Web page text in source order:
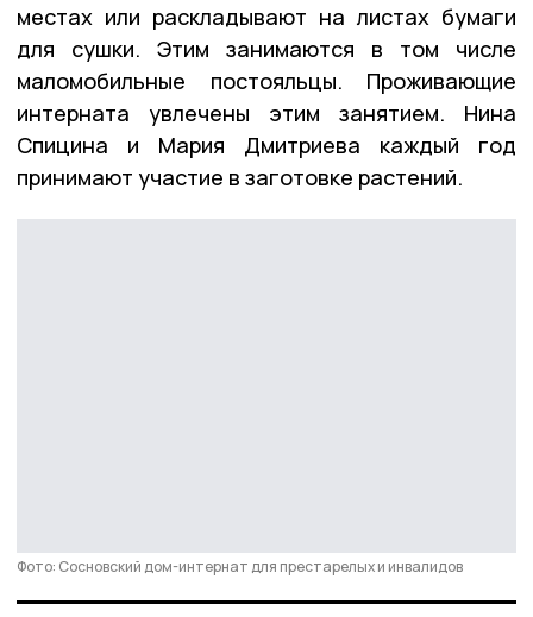
местах или раскладывают на листах бумаги
для сушки. Этим занимаются в том числе
маломобильные постояльцы. Проживающие
интерната увлечены этим занятием. Нина
Спицина и Мария Дмитриева каждый год
принимают участие в заготовке растений.
Фото: Сосновский дом-интернат для престарелых и инвалидов